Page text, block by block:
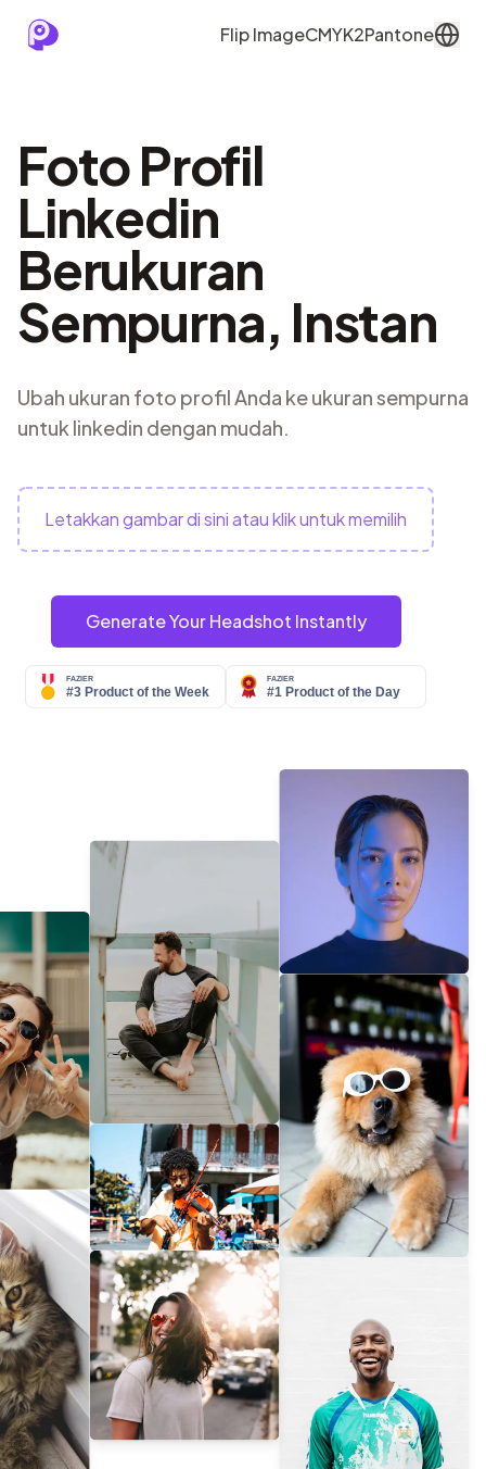
Flip ImageCMYK2Pantone
Foto Profil
Linkedin
Berukuran
Sempurna, Instan
Ubah ukuran foto profil Anda ke ukuran sempurna
untuk linkedin dengan mudah.
Letakkan gambar di sini atau klik untuk memilih
Generate Your Headshot Instantly